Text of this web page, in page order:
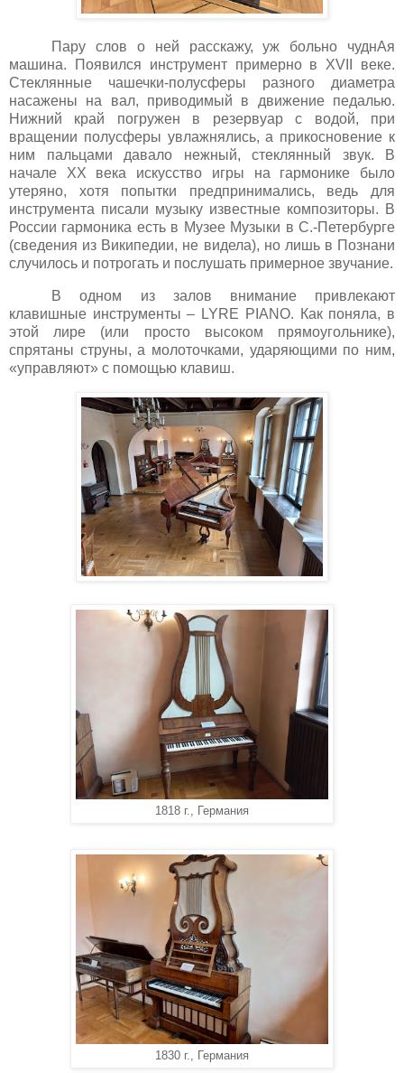
Пару слов о ней расскажу, уж больно чуднАя
машина. Появился инструмент примерно в XVII
веке.
Стеклянные чашечки-полусферы разного диаметра
насажены на вал, приводимый в движение педалью.
Нижний край погружен в резервуар с водой, при
вращении полусферы увлажнялись, а прикосновение к
ним пальцами давало нежный, стеклянный звук. В
начале XX века искусство игры на гармонике было
утеряно, хотя попытки предпринимались, ведь для
инструмента писали музыку известные композиторы. В
России гармоника есть в Музее Музыки в С.-Петербурге
(сведения из Википедии, не видела), но лишь в Познани
случилось и потрогать и послушать примерное звучание.
В одном из залов внимание привлекают
клавишные инструменты – LYRE PIANO. Как поняла, в
этой лире (или просто высоком прямоугольнике),
спрятаны струны, а молоточками, ударяющими по ним,
«управляют» с помощью клавиш.
1818 г., Германия
1830 г., Германия